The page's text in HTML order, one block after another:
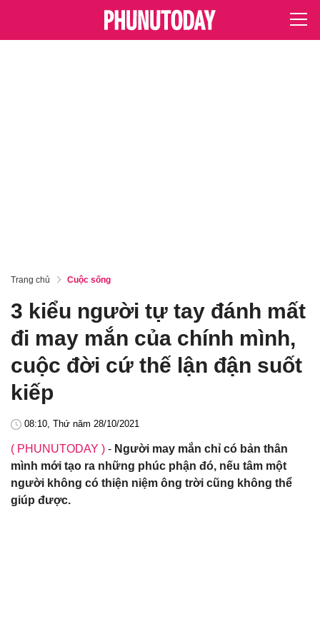
Trang chủ Cuộc sống
3 kiểu người tự tay đánh mất
đi may mắn của chính mình,
cuộc đời cứ thế lận đận suốt
kiếp
08:10, Thứ năm 28/10/2021
( PHUNUTODAY ) - Người may mắn chỉ có bản thân
mình mới tạo ra những phúc phận đó, nếu tâm một
người không có thiện niệm ông trời cũng không thể
giúp được.